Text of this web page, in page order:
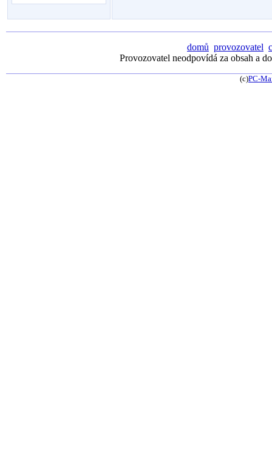
domů provozovatel
Provozovatel neodpovídá za obsah a
(c)PC-